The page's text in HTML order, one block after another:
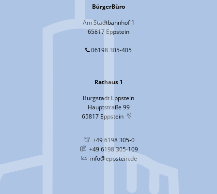
BürgerBüro
Am Stadtbahnhof 1
65817 Eppstein
06198 305-405
Rathaus 1
Burgstadt Eppstein
Hauptstraße 99
65817 Eppstein
+49 6198 305-0
+49 6198 305-109
info@eppstein.de